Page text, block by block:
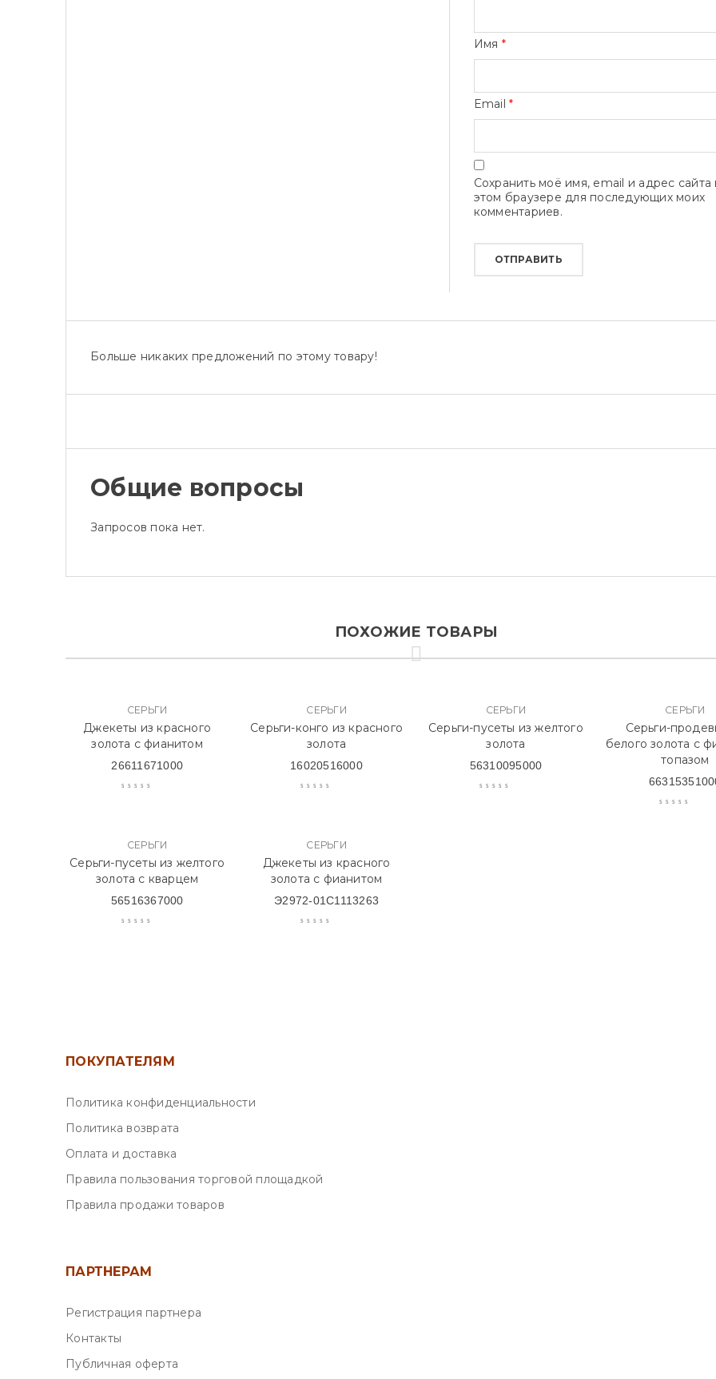
Имя *
Email*
Сохранить моё имя, email и адрес сайта
этом браузере для последующих моих
комментариев.
Больше никаких предложений по этому товару!
Общие вопросы
Запросов пока нет.
ПОХОЖИЕ ТОВАРЫ
СЕРЬГИ
Джекеты из красного
золота с фианитом
26611671000
СЕРЬГИ
Серьги-конго из красного
золота
16020516000
СЕРЬГИ
Серьги-пусеты из желтого
золота
56310095000
СЕРЬГИ
Серьги-
белого золота с
топазом
СЕРЬГИ
Серьги-пусеты из желтого
золота с кварцем
56516367000
СЕРЬГИ
Джекеты из красного
золота с фианитом
Э2972-01С1113263
ПОКУПАТЕЛЯМ
Политика конфиденциальности
Политика возврата
Оплата и доставка
Правила пользования торговой площадкой
Правила продажи товаров
ПАРТНЕРАМ
Регистрация партнера
Контакты
Публичная оферта